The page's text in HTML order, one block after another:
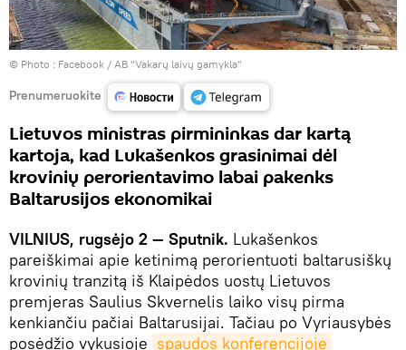
© Photo : Facebook / AB "Vakarų laivų gamykla"
Prenumeruokite
Lietuvos ministras pirmininkas dar kartą
kartoja, kad Lukašenkos grasinimai dėl
krovinių perorientavimo labai pakenks
Baltarusijos ekonomikai
VILNIUS, rugsėjo 2 — Sputnik. Lukašenkos
pareiškimai apie ketinimą perorientuoti baltarusiškų
krovinių tranzitą iš Klaipėdos uostų Lietuvos
premjeras Saulius Skvernelis laiko visų pirma
kenkiančiu pačiai Baltarusijai. Tačiau po Vyriausybės
posėdžio vykusioje spaudos konferencijoje